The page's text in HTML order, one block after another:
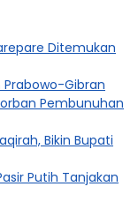
Ditemukan
Prabowo-Gibran
Pembunuhan
Bikin Bupati
Putih Tanjakan